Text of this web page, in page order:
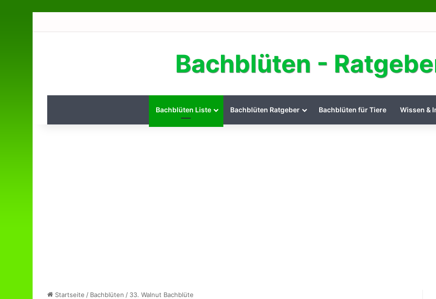
Bachblüten -
Bachblüten Liste Bachblüten Ratgeber Bachblüten für Tiere Wissen &
Startseite / Bachblüten / 33. Walnut Bachblüte